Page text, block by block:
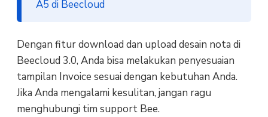
A5 di Beecloud
Dengan fitur download dan upload desain nota di
Beecloud 3.0, Anda bisa melakukan penyesuaian
tampilan Invoice sesuai dengan kebutuhan Anda.
Jika Anda mengalami kesulitan, jangan ragu
menghubungi tim support Bee.